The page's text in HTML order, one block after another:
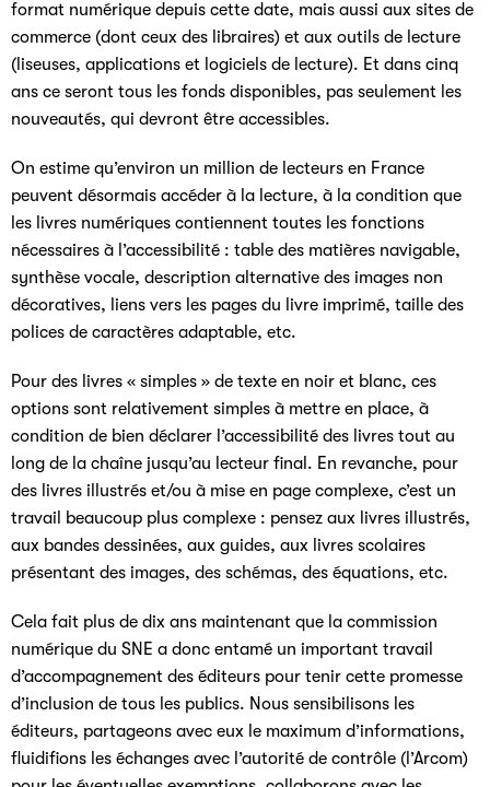
format numérique depuis cette date, mais aussi aux sites de
commerce (dont ceux des libraires) et aux outils de lecture
(liseuses, applications et logiciels de lecture). Et dans cinq
ans ce seront tous les fonds disponibles, pas seulement les
nouveautés, qui devront être accessibles.
On estime qu’environ un million de lecteurs en France
peuvent désormais accéder à la lecture, à la condition que
les livres numériques contiennent toutes les fonctions
nécessaires à l’accessibilité : table des matières navigable,
synthèse vocale, description alternative des images non
décoratives, liens vers les pages du livre imprimé, taille des
polices de caractères adaptable, etc.
Pour des livres « simples » de texte en noir et blanc, ces
options sont relativement simples à mettre en place, à
condition de bien déclarer l’accessibilité des livres tout au
long de la chaîne jusqu’au lecteur final. En revanche, pour
des livres illustrés et/ou à mise en page complexe, c’est un
travail beaucoup plus complexe : pensez aux livres illustrés,
aux bandes dessinées, aux guides, aux livres scolaires
présentant des images, des schémas, des équations, etc.
Cela fait plus de dix ans maintenant que la commission
numérique du SNE a donc entamé un important travail
d’accompagnement des éditeurs pour tenir cette promesse
d’inclusion de tous les publics. Nous sensibilisons les
éditeurs, partageons avec eux le maximum d’informations,
fluidifions les échanges avec l’autorité de contrôle (l’Arcom)